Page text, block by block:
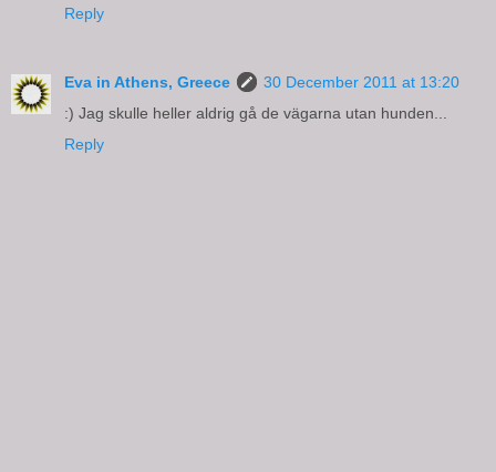
Reply
Eva in Athens, Greece
30 December 2011 at 13:20
:) Jag skulle heller aldrig gå de vägarna utan hunden...
Reply